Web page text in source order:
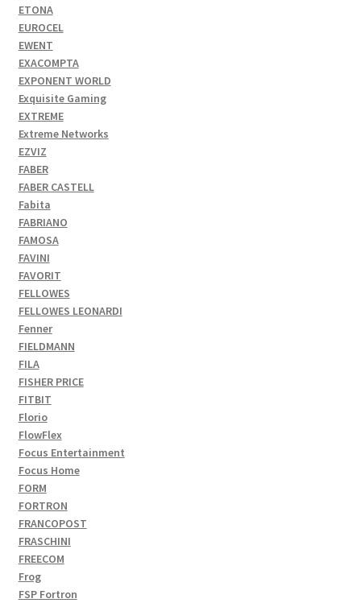
ETONA
EUROCEL
EWENT
EXACOMPTA
EXPONENT WORLD
Exquisite Gaming
EXTREME
Extreme Networks
EZVIZ
FABER
FABER CASTELL
Fabita
FABRIANO
FAMOSA
FAVINI
FAVORIT
FELLOWES
FELLOWES LEONARDI
Fenner
FIELDMANN
FILA
FISHER PRICE
FITBIT
Florio
FlowFlex
Focus Entertainment
Focus Home
FORM
FORTRON
FRANCOPOST
FRASCHINI
FREECOM
Frog
FSP Fortron